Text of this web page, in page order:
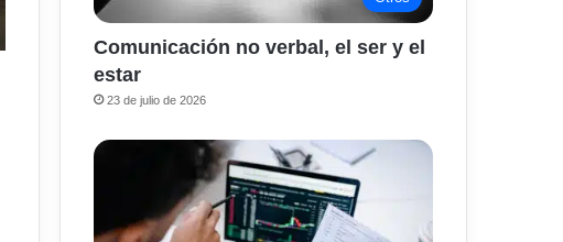
Comunicación no verbal, el ser y el
estar
23 de julio de 2026